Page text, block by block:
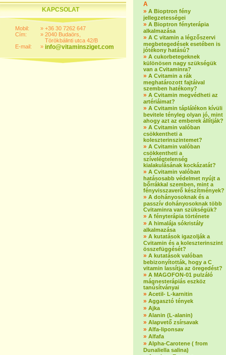
KAPCSOLAT
Mobil:
Cím:
E-mail:
»
»
»
+36 30 7262 647
2040 Budaörs,
Törökbálinti utca 42/B
info@vitaminsziget.com
A
» A Bioptron fény
jellegzetességei
» A Bioptron fényterápia
alkalmazása
» A C vitamin a légzőszervi
megbetegedések esetében is
jótékony hatású?
» A cukorbetegeknek
különösen nagy szükségük
van a Cvitaminra?
» A Cvitamin a rák
meghatározott fajtáival
szemben hatékony?
» A Cvitamin megvédheti az
artériáimat?
» A Cvitamin táplálékon kívüli
bevitele tényleg olyan jó, mint
ahogy azt az emberek állítják?
» A Cvitamin valóban
csökkentheti a
koleszterinszintemet?
» A Cvitamin valóban
csökkentheti a
szívelégtelenség
kialakulásának kockázatát?
» A Cvitamin valóban
hatásosabb védelmet nyújt a
bőrrákkal szemben, mint a
fényvisszaverő készítmények?
» A dohányosoknak és a
passzív dohányosoknak több
Cvitaminra van szükségük?
» A fényterápia története
» A himalája sókristály
alkalmazása
» A kutatások igazolják a
Cvitamin és a koleszterinszint
összefüggését?
» A kutatások valóban
bebizonyították, hogy a C
vitamin lassítja az öregedést?
» A MAGOFON-01 pulzáló
mágnesterápiás eszköz
tanúsítványai
» Acetil- L-karnitin
» Aggasztó tények
» Ajka
» Alanin (L-alanin)
» Alapvető zsírsavak
» Alfa-liponsav
» Alfafa
» Alpha-Carotene ( from
Dunaliella salina)